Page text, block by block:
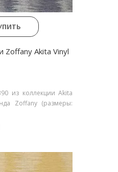
Zoffany Akita Vinyl
из коллекции Akita
Zoffany (размеры: